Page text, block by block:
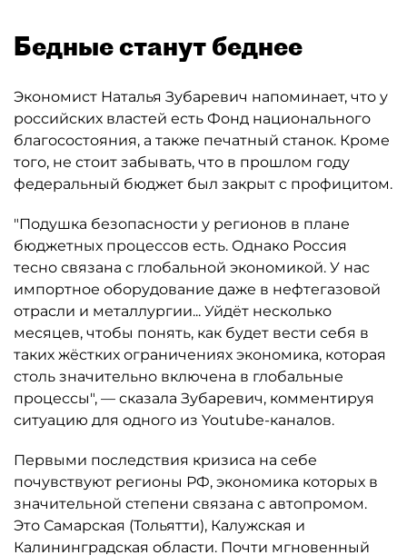
Бедные станут беднее
Экономист Наталья Зубаревич напоминает, что у
российских властей есть Фонд национального
благосостояния, а также печатный станок. Кроме
того, не стоит забывать, что в прошлом году
федеральный бюджет был закрыт с профицитом.
"Подушка безопасности у регионов в плане
бюджетных процессов есть. Однако Россия
тесно связана с глобальной экономикой. У нас
импортное оборудование даже в нефтегазовой
отрасли и металлургии... Уйдёт несколько
месяцев, чтобы понять, как будет вести себя в
таких жёстких ограничениях экономика, которая
столь значительно включена в глобальные
процессы", — сказала Зубаревич, комментируя
ситуацию для одного из Youtube-каналов.
Первыми последствия кризиса на себе
почувствуют регионы РФ, экономика которых в
значительной степени связана с автопромом.
Это Самарская (Тольятти), Калужская и
Калининградская области. Почти мгновенный